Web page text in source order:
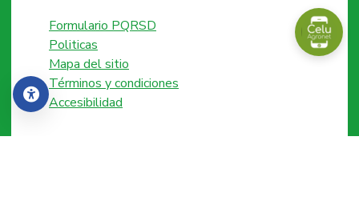
Accesibilidad
Formulario PQRSD
Politicas
Mapa del sitio
Términos y condiciones
Accesibilidad